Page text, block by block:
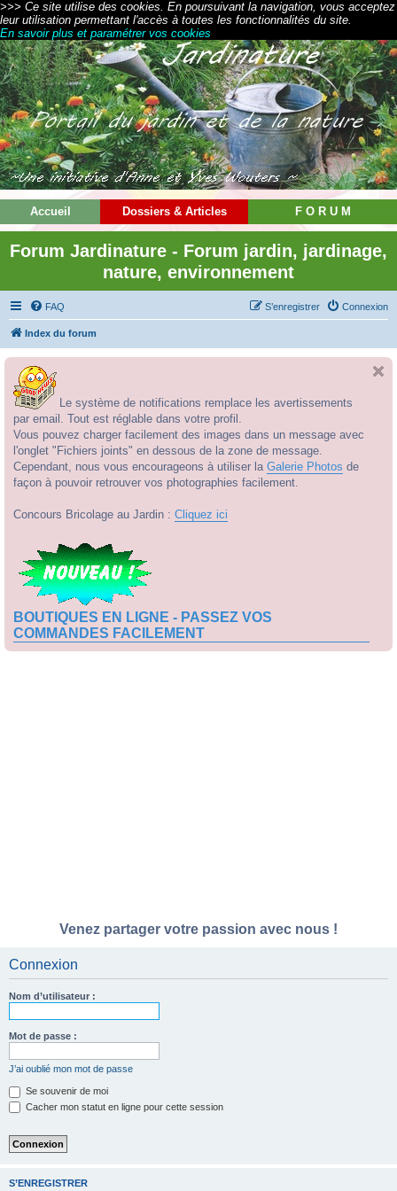
>>> Ce site utilise des cookies. En poursuivant la navigation, vous acceptez
leur utilisation permettant l'accès à toutes les fonctionnalités du site.
En savoir plus et paramétrer vos cookies
Accueil Dossiers & Articles F O R U M
Forum Jardinature - Forum jardin, jardinage,
nature, environnement
FAQ Connexion
S’enregistrer
Index du forum
Le système de notifications remplace les avertissements
par email. Tout est réglable dans votre profil.
Vous pouvez charger facilement des images dans un message avec
l'onglet "Fichiers joints" en dessous de la zone de message.
Cependant, nous vous encourageons à utiliser la Galerie Photos de
façon à pouvoir retrouver vos photographies facilement.
Concours Bricolage au Jardin : Cliquez ici
BOUTIQUES EN LIGNE - PASSEZ VOS
COMMANDES FACILEMENT
Venez partager votre passion avec nous !
Connexion
Nom d’utilisateur :
Mot de passe :
J’ai oublié mon mot de passe
Se souvenir de moi
Cacher mon statut en ligne pour cette session
S’ENREGISTRER